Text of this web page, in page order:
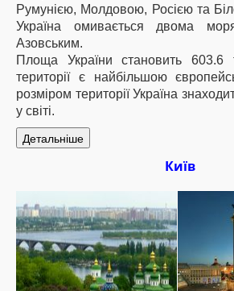
Румунією, Молдовою, Росією та
Україна омивається двома
Азовським.
Площа України становить
території є найбільшою
розміром території Україна
у світі.
Детальніше
Київ